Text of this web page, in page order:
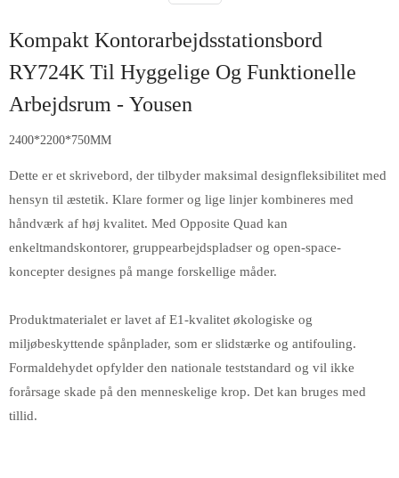
Kompakt Kontorarbejdsstationsbord
RY724K Til Hyggelige Og Funktionelle
Arbejdsrum - Yousen
2400*2200*750MM
Dette er et skrivebord, der tilbyder maksimal designfleksibilitet med
hensyn til æstetik. Klare former og lige linjer kombineres med
håndværk af høj kvalitet. Med Opposite Quad kan
enkeltmandskontorer, gruppearbejdspladser og open-space-
koncepter designes på mange forskellige måder.
Produktmaterialet er lavet af E1-kvalitet økologiske og
miljøbeskyttende spånplader, som er slidstærke og antifouling.
Formaldehydet opfylder den nationale teststandard og vil ikke
forårsage skade på den menneskelige krop. Det kan bruges med
tillid.